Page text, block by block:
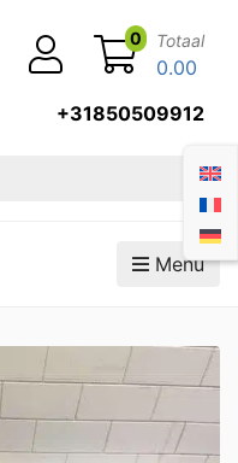
+31850509912
0 Totaal
0.00
Menu